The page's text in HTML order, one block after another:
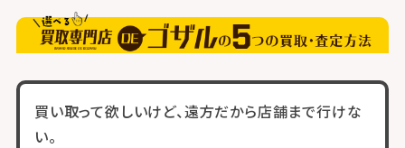
買い取って欲しいけど、遠方だから店舗まで行けな
い。